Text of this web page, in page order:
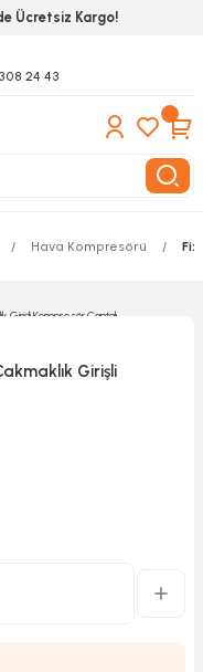
Ücretsiz Kargo!
24 43
Hava Kompresörü
Girişli